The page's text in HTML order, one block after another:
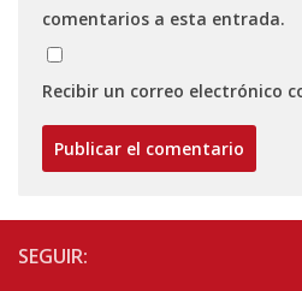
comentarios a esta entrada.
Recibir un correo electrónico
SEGUIR: